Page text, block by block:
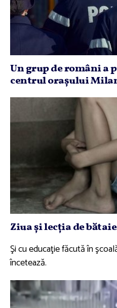
Un grup de români a
centrul oraşului
Ziua şi lecţia de
Şi cu educaţie făcută în
încetează.